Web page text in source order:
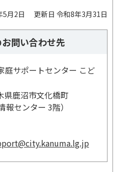
5月2日 更新日 令和8年3月31日
問い合わせ先
庭サポートセンター こど
県鹿沼市文化橋町
センター 3階）